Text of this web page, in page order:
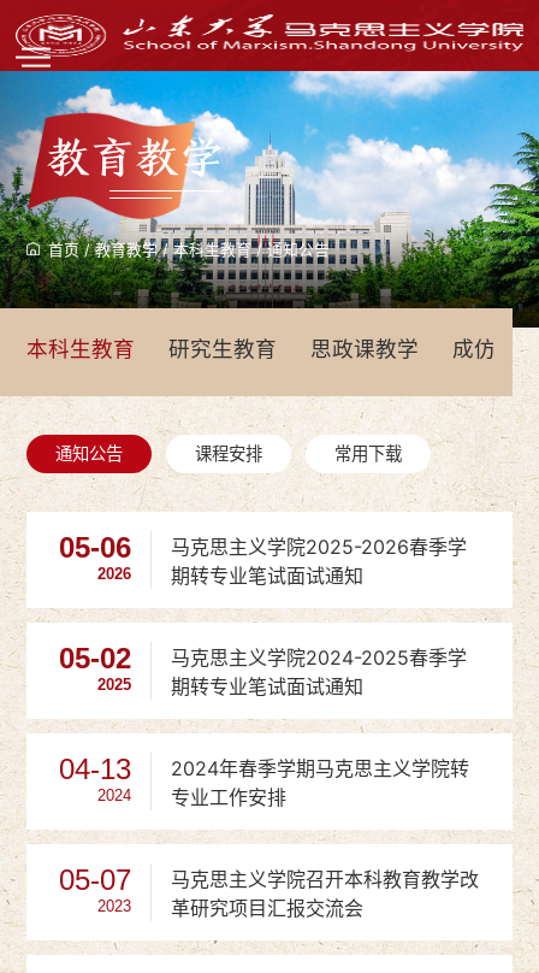
教育教学
首页/教育教学/本科生教育/通知公告
本科生教育 研究生教育 思政课教学 成仿吾
通知公告 课程安排 常用下载
05-06
2026
马克思主义学院2025-2026春季学
期转专业笔试面试通知
05-02
2025
马克思主义学院2024-2025春季学
期转专业笔试面试通知
04-13
2024
2024年春季学期马克思主义学院转
专业工作安排
05-07
2023
马克思主义学院召开本科教育教学改
革研究项目汇报交流会